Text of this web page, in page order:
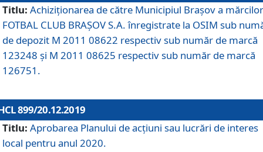
Titlu: Achiziționarea de către Municipiul Brașov a mărcilor
FOTBAL CLUB BRAȘOV S.A. înregistrate la OSIM sub
de depozit M 2011 08622 respectiv sub număr de marcă
123248 și M 2011 08625 respectiv sub număr de marcă
126751.
899/20.12.2019
Titlu: Aprobarea Planului de acţiuni sau lucrări de interes
local pentru anul 2020.